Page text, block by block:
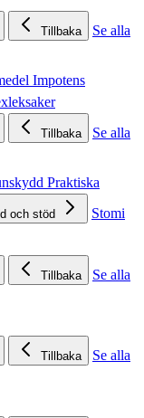
Tillbaka
Se alla
Impotens
Tillbaka
Se alla
Praktiska
och stöd
Stomi
Tillbaka
Se alla
Tillbaka
Se alla